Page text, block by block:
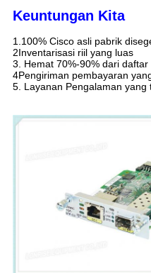
Keuntungan Kita
1.100% Cisco asli pabrik
2Inventarisasi riil yang luas
3. Hemat 70%-90% dari
4Pengiriman pembayaran
5. Layanan Pengalaman yang